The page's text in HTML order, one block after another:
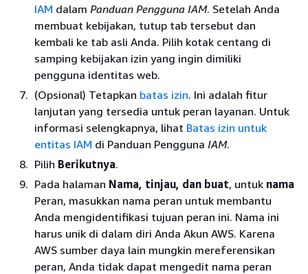
IAM dalam Panduan Pengguna IAM. Setelah Anda
membuat kebijakan, tutup tab tersebut dan
kembali ke tab asli Anda. Pilih kotak centang di
samping kebijakan izin yang ingin dimiliki
pengguna identitas web.
(Opsional) Tetapkan batas izin. Ini adalah fitur
lanjutan yang tersedia untuk peran layanan. Untuk
informasi selengkapnya, lihat Batas izin untuk
entitas IAM di Panduan Pengguna IAM.
Pilih Berikutnya.
Pada halaman Nama, tinjau, dan buat, untuk nama
Peran, masukkan nama peran untuk membantu
Anda mengidentifikasi tujuan peran ini. Nama ini
harus unik di dalam diri Anda Akun AWS. Karena
AWS sumber daya lain mungkin mereferensikan
peran, Anda tidak dapat mengedit nama peran